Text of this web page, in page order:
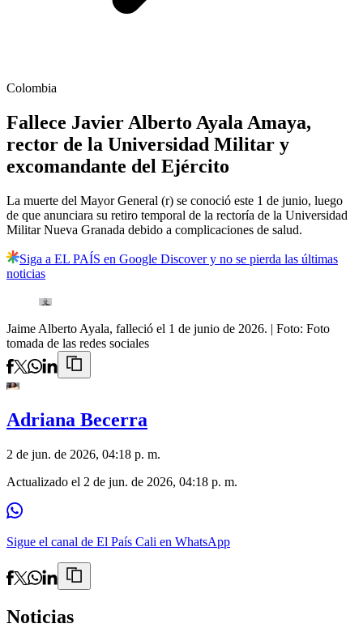
Colombia
Fallece Javier Alberto Ayala Amaya,
rector de la Universidad Militar y
excomandante del Ejército
La muerte del Mayor General (r) se conoció este 1 de junio, luego
de que anunciara su retiro temporal de la rectoría de la Universidad
Militar Nueva Granada debido a complicaciones de salud.
Siga a EL PAÍS en Google Discover y no se pierda las últimas
noticias
Jaime Alberto Ayala, falleció el 1 de junio de 2026. | Foto: Foto
tomada de las redes sociales
Adriana Becerra
2 de jun. de 2026, 04:18 p. m.
Actualizado el 2 de jun. de 2026, 04:18 p. m.
Sigue el canal de El País Cali en WhatsApp
Noticias